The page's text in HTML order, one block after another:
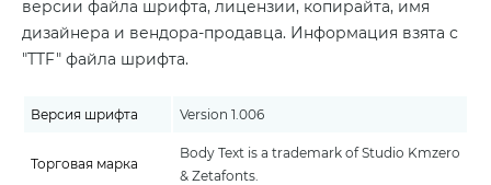
версии файла шрифта, лицензии, копирайта, имя
дизайнера и вендора-продавца. Информация взята с
"TTF" файла шрифта.
Версия шрифта Version 1.006
Торговая марка
Body Text is a trademark of Studio Kmzero
& Zetafonts.